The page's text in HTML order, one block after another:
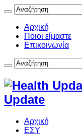
Αρχική
Ποιοι είμαστε
Επικοινωνία
Update
Αρχική
ΕΣΥ